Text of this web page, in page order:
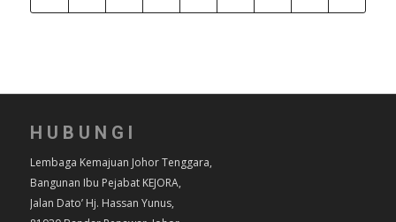
HUBUNGI
Lembaga Kemajuan Johor Tenggara,
Bangunan Ibu Pejabat KEJORA,
Jalan Dato’ Hj. Hassan Yunus,